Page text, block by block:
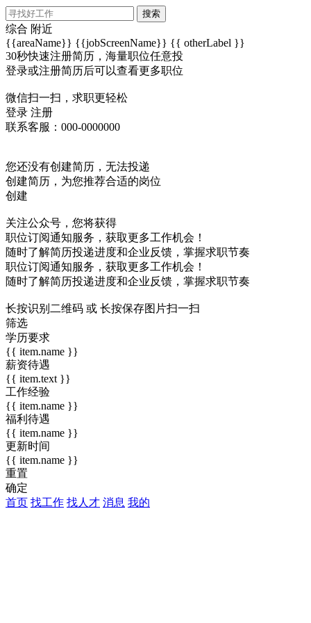
搜索
综合 附近
{{areaName}} {{jobScreenName}} {{ otherLabel }}
30秒快速注册简历，海量职位任意投
登录或注册简历后可以查看更多职位
微信扫一扫，求职更轻松
登录 注册
联系客服：000-0000000
您还没有创建简历，无法投递
创建简历，为您推荐合适的岗位
创建
关注公众号，您将获得
职位订阅通知服务，获取更多工作机会！
随时了解简历投递进度和企业反馈，掌握求职节奏
职位订阅通知服务，获取更多工作机会！
随时了解简历投递进度和企业反馈，掌握求职节奏
长按识别二维码 或 长按保存图片扫一扫
筛选
学历要求
{{ item.name }}
薪资待遇
{{ item.text }}
工作经验
{{ item.name }}
福利待遇
{{ item.name }}
更新时间
{{ item.name }}
重置
确定
首页 找工作 找人才 消息 我的